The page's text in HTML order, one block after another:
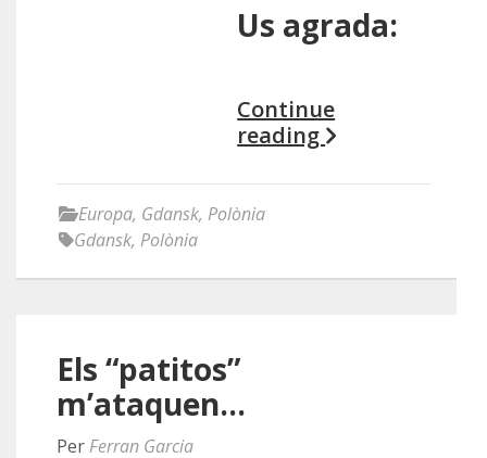
Us agrada:
Continue
reading
Europa, Gdansk, Polònia
Gdansk, Polònia
Els “patitos”
m’ataquen…
Per Ferran Garcia